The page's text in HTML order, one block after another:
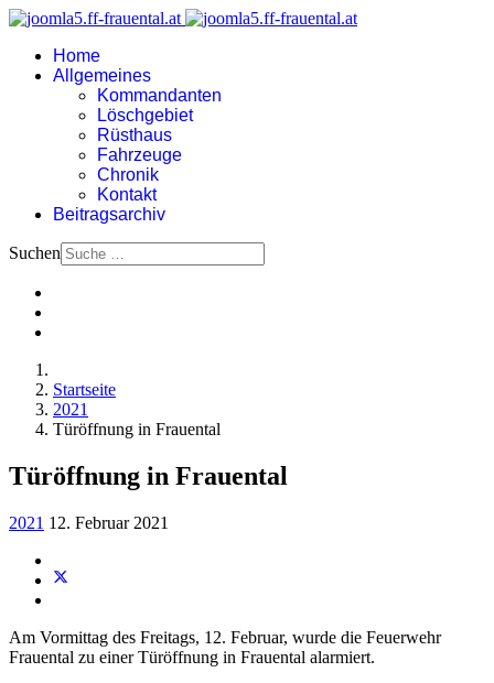
Home
Allgemeines
Kommandanten
Löschgebiet
Rüsthaus
Fahrzeuge
Chronik
Kontakt
Beitragsarchiv
Suchen
Startseite
2021
Türöffnung in Frauental
Türöffnung in Frauental
2021 12. Februar 2021
Am Vormittag des Freitags, 12. Februar, wurde die Feuerwehr
Frauental zu einer Türöffnung in Frauental alarmiert.